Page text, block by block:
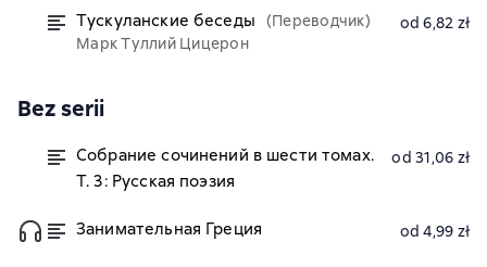
Тускуланские беседы
(Переводчик)
Марк Туллий Цицерон
od 6,82 zł
Bez serii
Собрание сочинений в шести томах.
Т. 3: Русская поэзия
od 31,06 zł
Занимательная Греция od 4,99 zł